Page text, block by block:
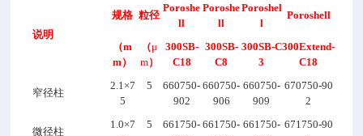
说明
规格 粒径
Poroshe
ll
Poroshe
ll
Poroshel
l
Poroshell
（m
m）
（μ
m）
300SB-
C18
300SB-
C8
300SB-C
3
300Extend-
C18
窄径柱
2.1×7
5
5
660750-
902
660750-
906
660750-
909
670750-90
2
微径柱
1.0×7
5
661750- 661750- 661750- 671750-90